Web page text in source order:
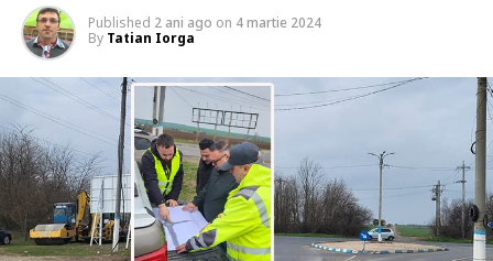
Published 2 ani ago on 4 martie 2024
By Tatian Iorga